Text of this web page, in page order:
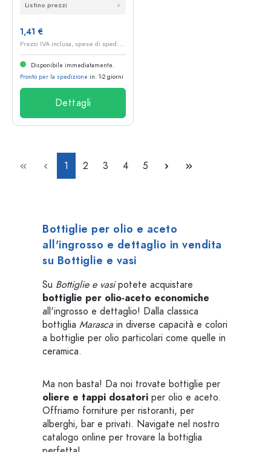
Listino prezzi
1,41 €
P
rezzi IVA inclusa, spese di spedizione escluse
Disponibile immediatamente.
Pronto per la spedizione in: 1-2 giorni
Dettagli
Pagina
1 Pagina
2 Pagina
3 Pagina
4 Pagina
5
Bottiglie per olio e aceto
all'ingrosso e dettaglio in vendita
su Bottiglie e vasi
Su Bottiglie e vasipotete acquistare
bottiglie per olio-aceto economiche
all'ingrosso e dettaglio! Dalla classica
bottiglia Marascain diverse capacità e colori
a bottiglie per olio particolari come quelle in
ceramica.
Ma non basta! Da noi trovate bottiglie per
oliere e tappi dosatori per olio e aceto.
Offriamo forniture per ristoranti, per
alberghi, bar e privati. Navigate nel nostro
catalogo online per trovare la bottiglia